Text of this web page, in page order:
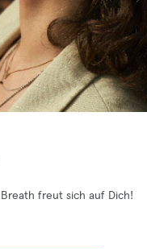
Breath freut sich auf Dich!